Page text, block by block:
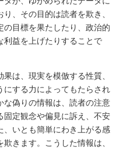
、その目的は読者を欺き、
目標を果たしたり、政治的
利益を上げたりすることで
は、現実を模倣する性質、
にする力によってもたらされ
な偽りの情報は、読者の注意
固定観念や偏見に訴え、不安
、いとも簡単にわき上がる感
きます。こうした情報は、